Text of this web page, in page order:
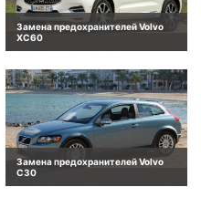
Замена предохранителей Volvo
XC60
Замена предохранителей Volvo
C30